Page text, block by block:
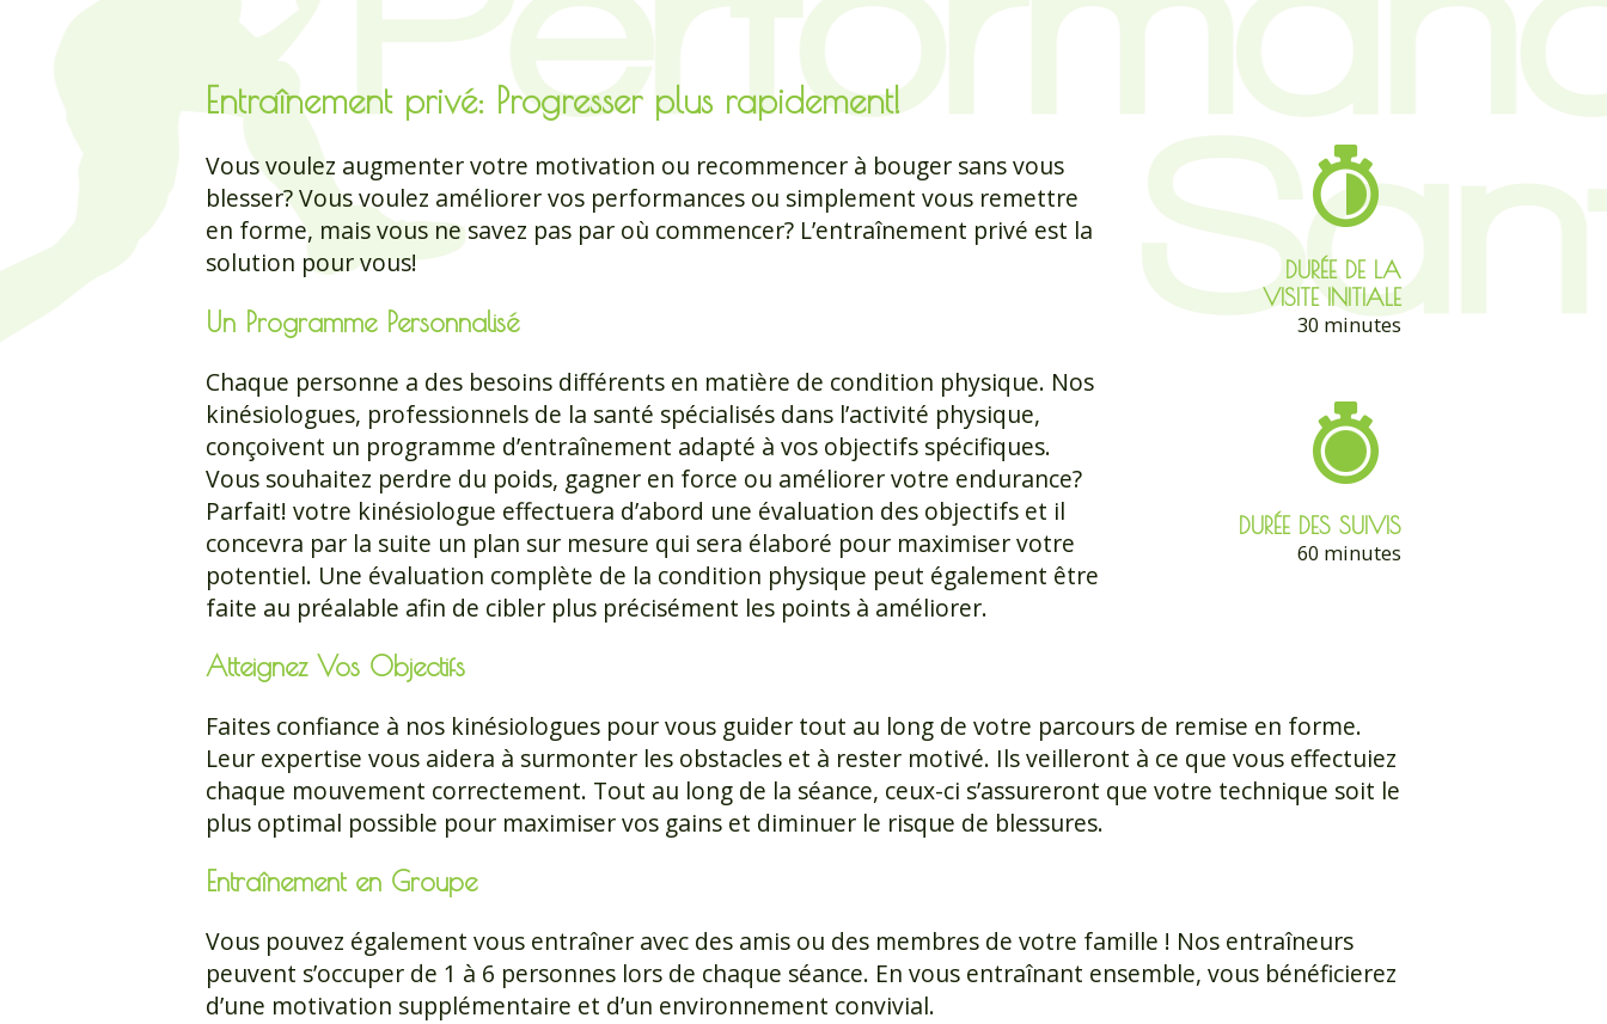
DURÉE DE LA
VISITE INITIALE
30 minutes
DURÉE DES SUIVIS
60 minutes
Entraînement privé: Progresser plus rapidement!
Vous voulez augmenter votre motivation ou recommencer à bouger sans vous
blesser? Vous voulez améliorer vos performances ou simplement vous remettre
en forme, mais vous ne savez pas par où commencer? L’entraînement privé est la
solution pour vous!
Un Programme Personnalisé
Chaque personne a des besoins différents en matière de condition physique. Nos
kinésiologues, professionnels de la santé spécialisés dans l’activité physique,
conçoivent un programme d’entraînement adapté à vos objectifs spécifiques.
Vous souhaitez perdre du poids, gagner en force ou améliorer votre endurance?
Parfait! votre kinésiologue effectuera d’abord une évaluation des objectifs et il
concevra par la suite un plan sur mesure qui sera élaboré pour maximiser votre
potentiel. Une évaluation complète de la condition physique peut également être
faite au préalable afin de cibler plus précisément les points à améliorer.
Atteignez Vos Objectifs
Faites confiance à nos kinésiologues pour vous guider tout au long de votre parcours de remise en forme.
Leur expertise vous aidera à surmonter les obstacles et à rester motivé. Ils veilleront à ce que vous effectuiez
chaque mouvement correctement. Tout au long de la séance, ceux-ci s’assureront que votre technique soit le
plus optimal possible pour maximiser vos gains et diminuer le risque de blessures.
Entraînement en Groupe
Vous pouvez également vous entraîner avec des amis ou des membres de votre famille ! Nos entraîneurs
peuvent s’occuper de 1 à 6 personnes lors de chaque séance. En vous entraînant ensemble, vous bénéficierez
d’une motivation supplémentaire et d’un environnement convivial.